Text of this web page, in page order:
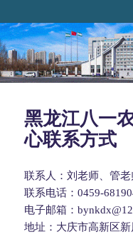
黑龙江八一
心联系方式
联系人：刘老师、管老
联系电话：0459-
电子邮箱：
地址：大庆市高新区